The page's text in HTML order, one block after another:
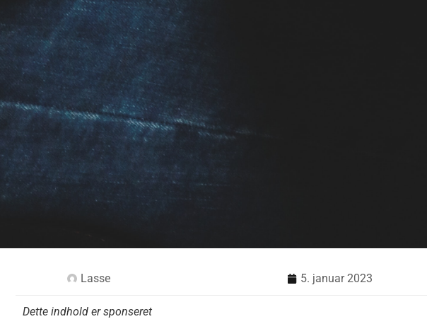
Lasse 5. januar 2023
Dette indhold er sponseret